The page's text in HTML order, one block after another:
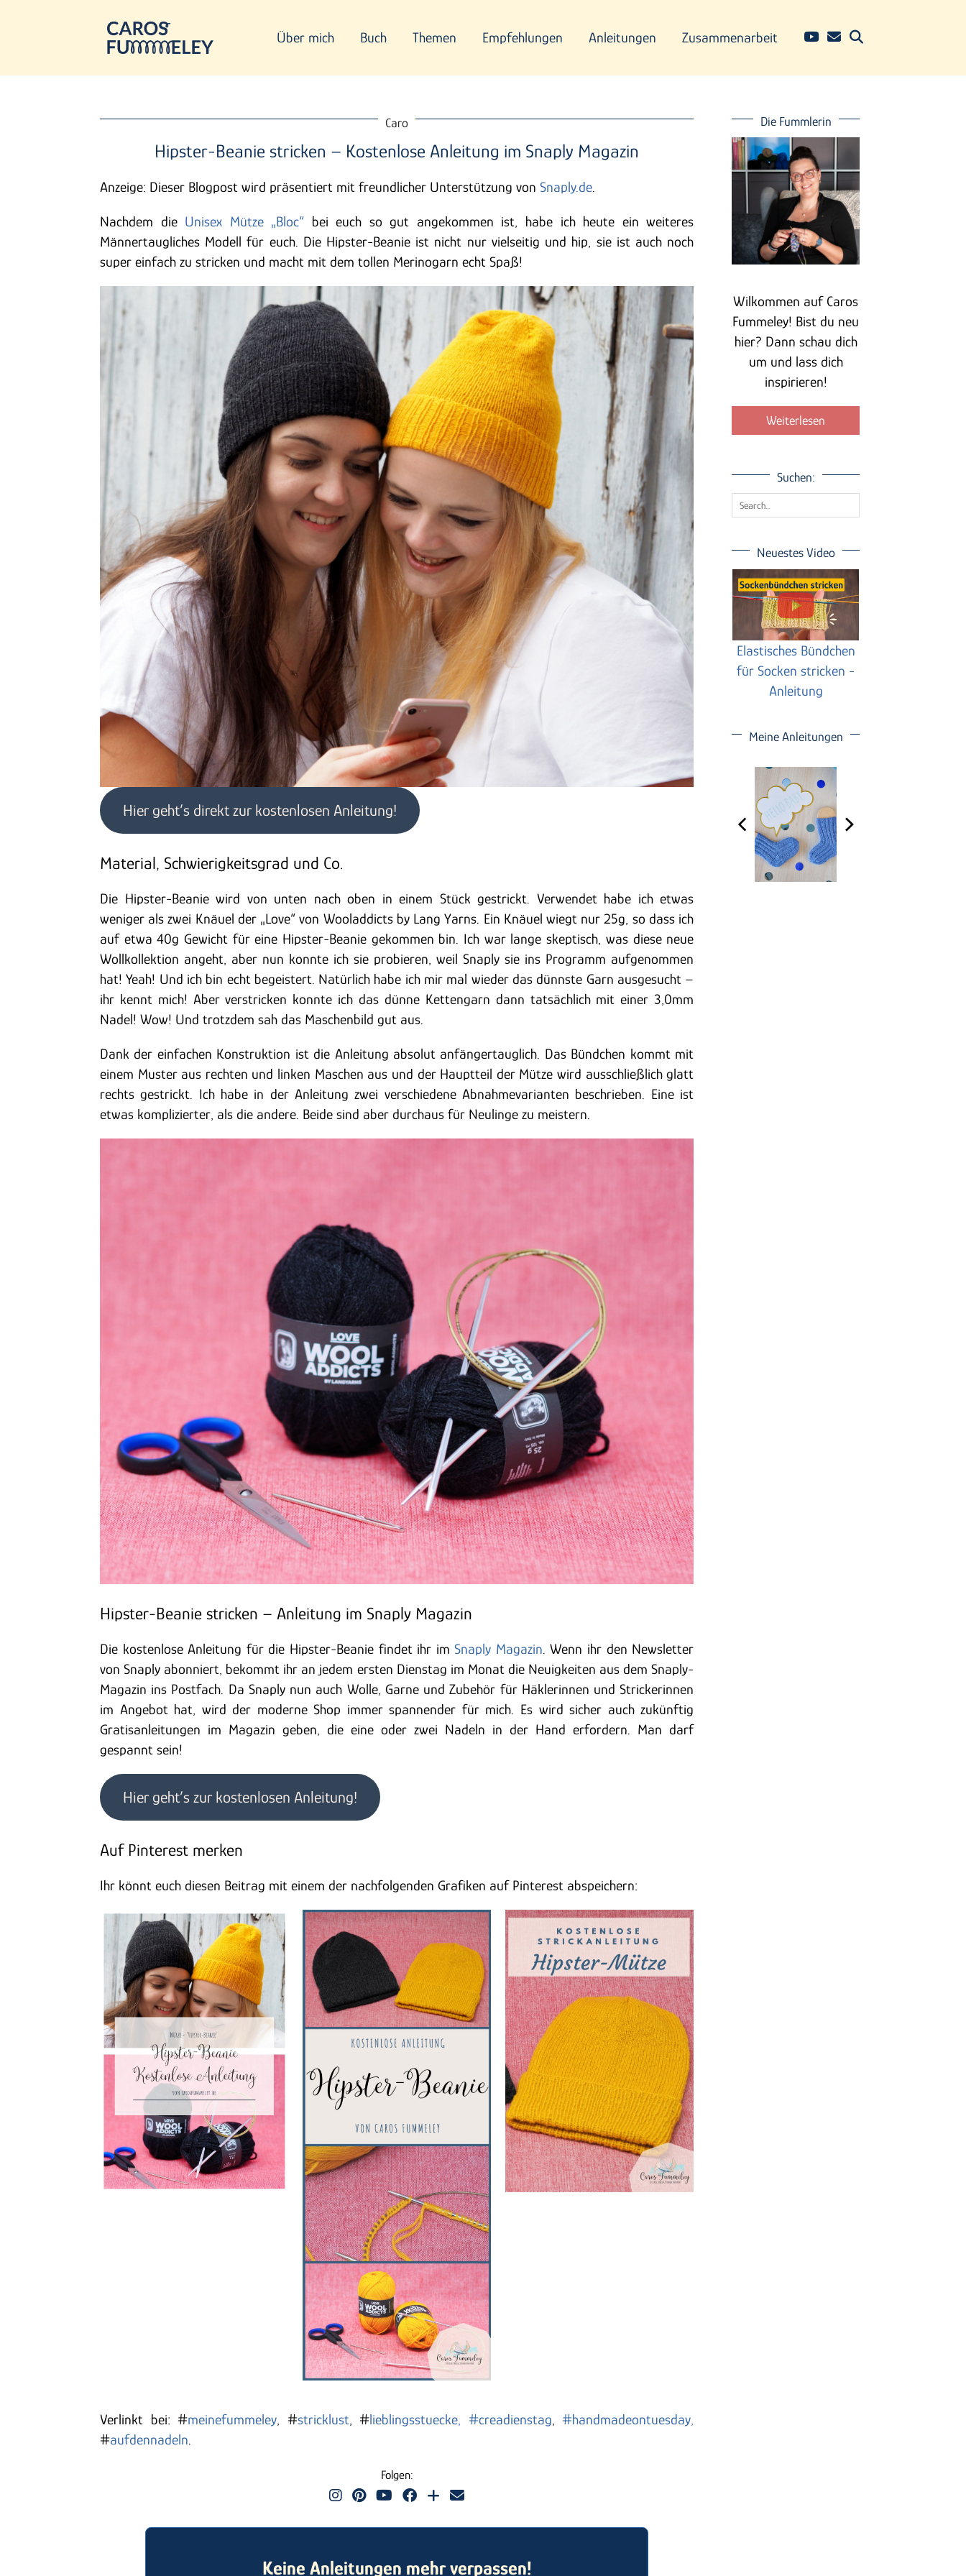
Über mich Buch Themen Empfehlungen Anleitungen Zusammenarbeit
Caro
Hipster-Beanie stricken – Kostenlose Anleitung im Snaply Magazin
Anzeige: Dieser Blogpost wird präsentiert mit freundlicher Unterstützung von Snaply.de.
Nachdem die Unisex Mütze „Bloc“ bei euch so gut angekommen ist, habe ich heute ein weiteres
Männertaugliches Modell für euch. Die Hipster-Beanie ist nicht nur vielseitig und hip, sie ist auch noch
super einfach zu stricken und macht mit dem tollen Merinogarn echt Spaß!
Hier geht’s direkt zur kostenlosen Anleitung!
Material, Schwierigkeitsgrad und Co.
Die Hipster-Beanie wird von unten nach oben in einem Stück gestrickt. Verwendet habe ich etwas
weniger als zwei Knäuel der „Love“ von Wooladdicts by Lang Yarns. Ein Knäuel wiegt nur 25g, so dass ich
auf etwa 40g Gewicht für eine Hipster-Beanie gekommen bin. Ich war lange skeptisch, was diese neue
Wollkollektion angeht, aber nun konnte ich sie probieren, weil Snaply sie ins Programm aufgenommen
hat! Yeah! Und ich bin echt begeistert. Natürlich habe ich mir mal wieder das dünnste Garn ausgesucht –
ihr kennt mich! Aber verstricken konnte ich das dünne Kettengarn dann tatsächlich mit einer 3,0mm
Nadel! Wow! Und trotzdem sah das Maschenbild gut aus.
Dank der einfachen Konstruktion ist die Anleitung absolut anfängertauglich. Das Bündchen kommt mit
einem Muster aus rechten und linken Maschen aus und der Hauptteil der Mütze wird ausschließlich glatt
rechts gestrickt. Ich habe in der Anleitung zwei verschiedene Abnahmevarianten beschrieben. Eine ist
etwas komplizierter, als die andere. Beide sind aber durchaus für Neulinge zu meistern.
Hipster-Beanie stricken – Anleitung im Snaply Magazin
Die kostenlose Anleitung für die Hipster-Beanie findet ihr imSnaply Magazin. Wenn ihr den Newsletter
von Snaply abonniert, bekommt ihr an jedem ersten Dienstag im Monat die Neuigkeiten aus dem Snaply-
Magazin ins Postfach. Da Snaply nun auch Wolle, Garne und Zubehör für Häklerinnen und Strickerinnen
im Angebot hat, wird der moderne Shop immer spannender für mich. Es wird sicher auch zukünftig
Gratisanleitungen im Magazin geben, die eine oder zwei Nadeln in der Hand erfordern. Man darf
gespannt sein!
Hier geht’s zur kostenlosen Anleitung!
Auf Pinterest merken
Ihr könnt euch diesen Beitrag mit einem der nachfolgenden Grafiken auf Pinterest abspeichern:
Verlinkt bei: #meinefummeley , #stricklust , #lieblingsstuecke, #creadienstag
#handmadeontuesday,
#aufdennadeln.
Folgen:
Keine Anleitungen mehr verpassen!
Die Fummlerin
Wilkommen auf Caros
Fummeley! Bist du neu
hier? Dann schau dich
um und lass dich
inspirieren!
Weiterlesen
Suchen:
Neuestes Video
Elastisches Bündchen
für Socken stricken -
Anleitung
Meine Anleitungen